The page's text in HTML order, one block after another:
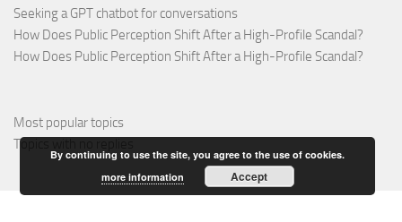
Seeking a GPT chatbot for conversations
How Does Public Perception Shift After a High-Profile Scandal?
How Does Public Perception Shift After a High-Profile Scandal?
Most popular topics
Topics with no replies
By continuing to use the site, you agree to the use of cookies.
more information
Accept